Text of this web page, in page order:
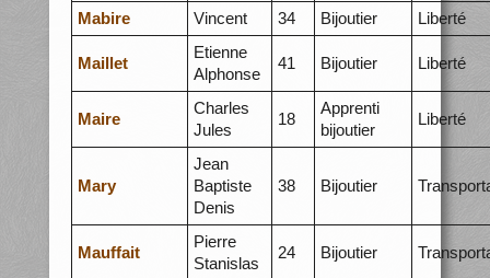
Mabire Vincent 34 Bijoutier Liberté
Maillet
Etienne
Alphonse
41 Bijoutier Liberté
Maire
Charles
Jules
18
Apprenti
bijoutier
Liberté
Mary
Jean
Baptiste
Denis
38 Bijoutier
Mauffait
Pierre
Stanislas
24 Bijoutier